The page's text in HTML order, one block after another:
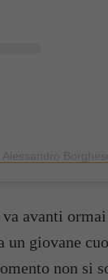
va avanti
un giovane
non si